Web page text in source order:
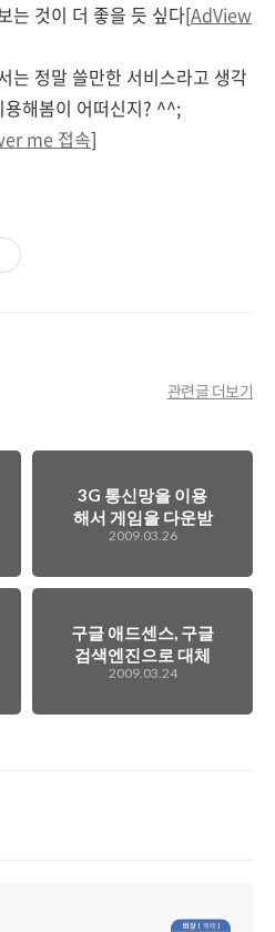
는 것이 더 좋을 듯 싶다[AdView
는 정말 쓸만한 서비스라고 생각
해봄이 어떠신지? ^^;
me 접속]
관련글 더보기
3G 통신망을 이용
해서 게임을 다운받
아서 실행하는 게임
2009.03.26
구글 애드센스, 구글
검색엔진으로 대체
중?
2009.03.24